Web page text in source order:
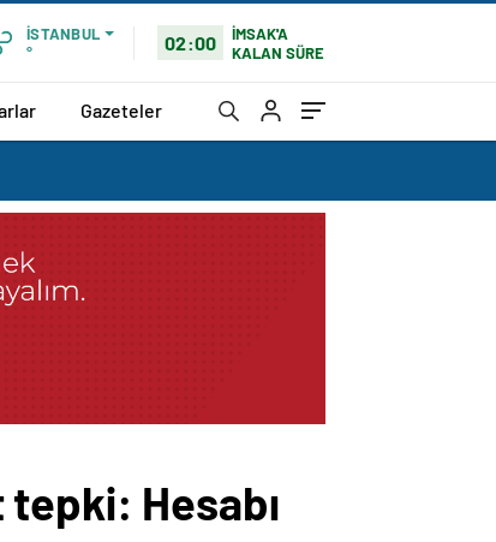
İSTANBUL
°
02:00
İMSAK'A
KALAN SÜRE
Gazeteler
Hesabı